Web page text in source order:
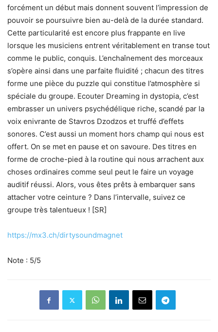
forcément un début mais donnent souvent l’impression de
pouvoir se poursuivre bien au-delà de la durée standard.
Cette particularité est encore plus frappante en live
lorsque les musiciens entrent véritablement en transe tout
comme le public, conquis. L’enchaînement des morceaux
s’opère ainsi dans une parfaite fluidité ; chacun des titres
forme une pièce du puzzle qui constitue l’atmosphère si
spéciale du groupe. Ecouter Dreaming in dystopia, c’est
embrasser un univers psychédélique riche, scandé par la
voix enivrante de Stavros Dzodzos et truffé d’effets
sonores. C’est aussi un moment hors champ qui nous est
offert. On se met en pause et on savoure. Des titres en
forme de croche-pied à la routine qui nous arrachent aux
choses ordinaires comme seul peut le faire un voyage
auditif réussi. Alors, vous êtes prêts à embarquer sans
attacher votre ceinture ? Dans l’intervalle, suivez ce
groupe très talentueux ! [SR]
https://mx3.ch/dirtysoundmagnet
Note : 5/5